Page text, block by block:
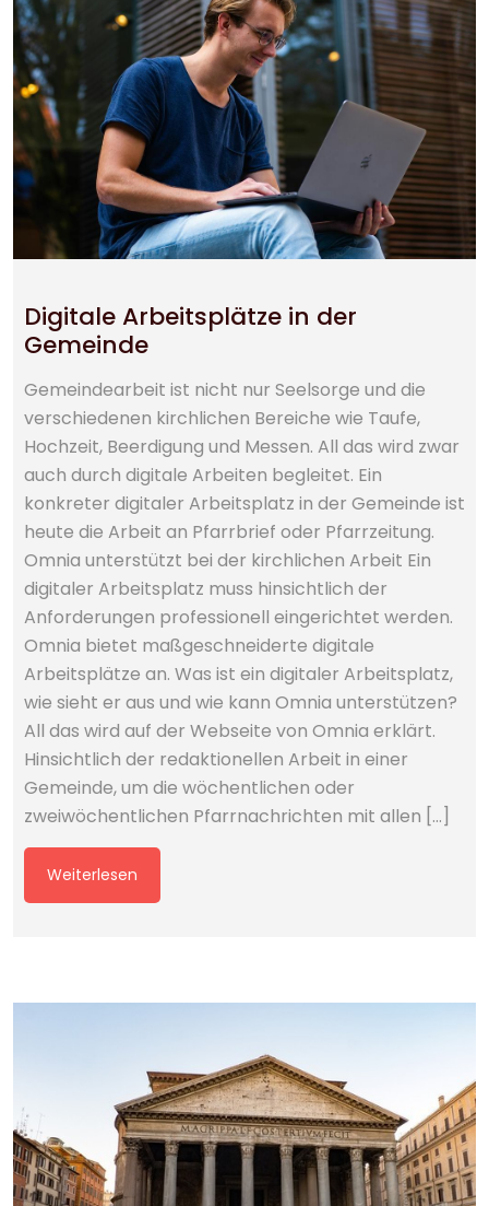
Digitale Arbeitsplätze in der
Gemeinde
Gemeindearbeit ist nicht nur Seelsorge und die
verschiedenen kirchlichen Bereiche wie Taufe,
Hochzeit, Beerdigung und Messen. All das wird zwar
auch durch digitale Arbeiten begleitet. Ein
konkreter digitaler Arbeitsplatz in der Gemeinde ist
heute die Arbeit an Pfarrbrief oder Pfarrzeitung.
Omnia unterstützt bei der kirchlichen Arbeit Ein
digitaler Arbeitsplatz muss hinsichtlich der
Anforderungen professionell eingerichtet werden.
Omnia bietet maßgeschneiderte digitale
Arbeitsplätze an. Was ist ein digitaler Arbeitsplatz,
wie sieht er aus und wie kann Omnia unterstützen?
All das wird auf der Webseite von Omnia erklärt.
Hinsichtlich der redaktionellen Arbeit in einer
Gemeinde, um die wöchentlichen oder
zweiwöchentlichen Pfarrnachrichten mit allen […]